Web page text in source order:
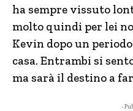
ha sempre vissuto
molto quindi per lei
Kevin dopo un
casa. Entrambi si
ma sarà il destino a
-